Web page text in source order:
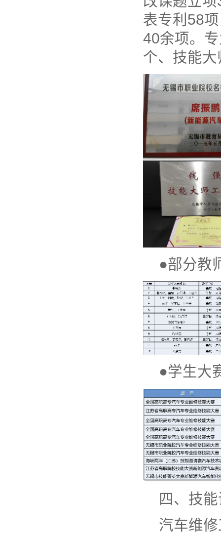
表专利58
40余项。
个、技能
●部分教
●学生大
四、技
汽车维